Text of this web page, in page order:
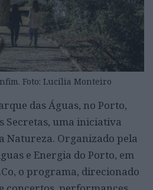
Foto: Lucília Monteiro
das Águas, no Porto,
Secretas, uma iniciativa
Organizado pela
e Energia do Porto, em
o programa, direcionado